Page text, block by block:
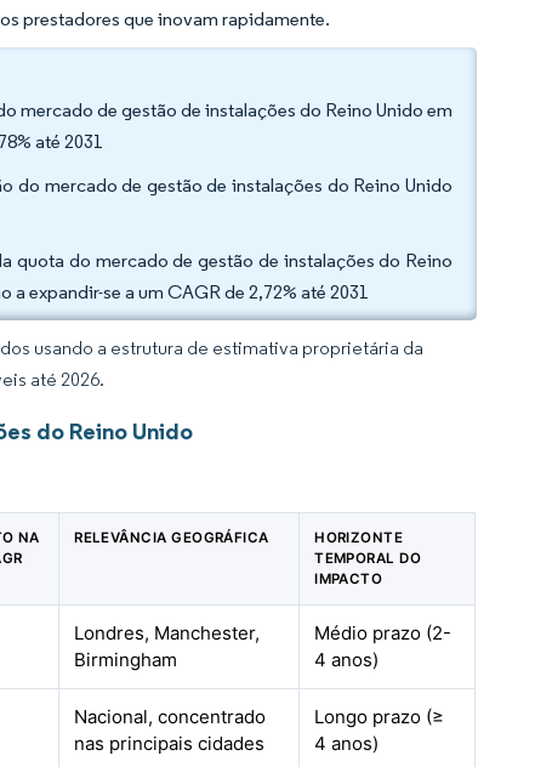
prestadores que inovam rapidamente.
mercado de gestão de instalações do Reino Unido em
até 2031
do mercado de gestão de instalações do Reino Unido
quota do mercado de gestão de instalações do Reino
expandir-se a um CAGR de 2,72% até 2031
usando a estrutura de estimativa proprietária da
até 2026.
do Reino Unido
NA
RELEVÂNCIA GEOGRÁFICA
HORIZONTE
TEMPORAL DO
IMPACTO
Londres, Manchester,
Birmingham
Médio prazo (2-
4 anos)
Nacional, concentrado
nas principais cidades
Longo prazo (≥
4 anos)